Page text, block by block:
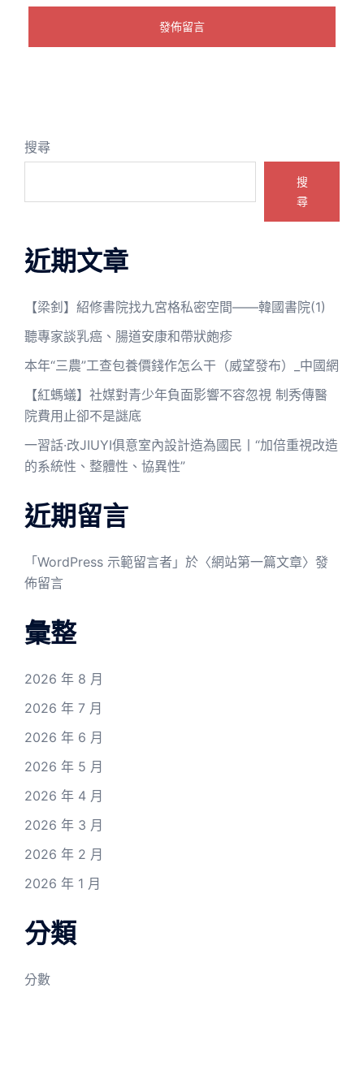
搜尋
搜
尋
近期文章
【梁釗】紹修書院找九宮格私密空間——韓國書院(1)
聽專家談乳癌、腸道安康和帶狀皰疹
本年“三農”工查包養價錢作怎么干（威望發布）_中國網
【紅螞蟻】社媒對青少年負面影響不容忽視 制秀傳醫
院費用止卻不是謎底
一習話·改JIUYI俱意室內設計造為國民丨“加倍重視改造
的系統性、整體性、協異性”
近期留言
「 WordPress 示範留言者 」於〈網站第一篇文章〉發
佈留言
彙整
2026 年 8 月
2026 年 7 月
2026 年 6 月
2026 年 5 月
2026 年 4 月
2026 年 3 月
2026 年 2 月
2026 年 1 月
分類
分數